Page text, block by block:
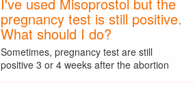
pregnancy test is still positive.
What should I do?
Sometimes, pregnancy test are still
positive 3 or 4 weeks after the abortion